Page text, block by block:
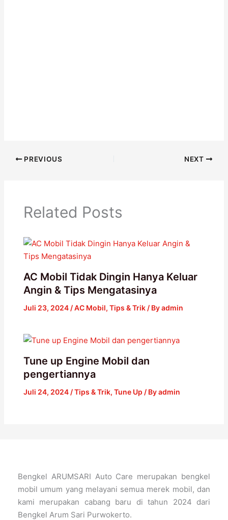
PREVIOUS NEXT
Related Posts
AC Mobil Tidak Dingin Hanya Keluar
Angin & Tips Mengatasinya
Juli 23, 2024 /AC Mobil, Tips & Trik/ Byadmin
Tune up Engine Mobil dan
pengertiannya
Juli 24, 2024 /Tips & Trik, Tune Up / Byadmin
Bengkel ARUMSARI Auto Care merupakan bengkel
mobil umum yang melayani semua merek mobil, dan
kami merupakan cabang baru di tahun 2024 dari
Bengkel Arum Sari Purwokerto.